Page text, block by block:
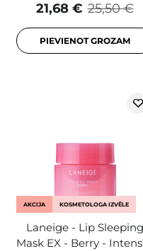
25,50 €
21,68 €
PIEVIENOT GROZAM
AKCIJA KOSMETOLOGA IZVĒLE
Laneige - Lip Sleeping
Mask EX - Berry -